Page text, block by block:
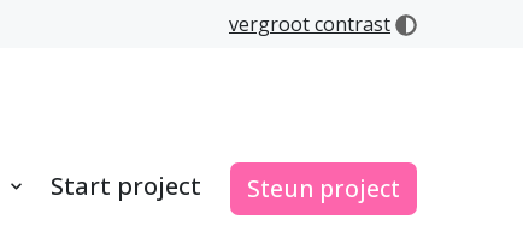
vergroot contrast
Start project Steun project